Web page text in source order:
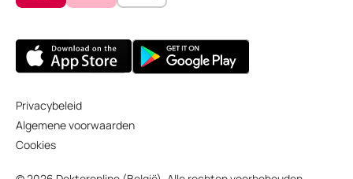
Privacybeleid
Algemene voorwaarden
Cookies